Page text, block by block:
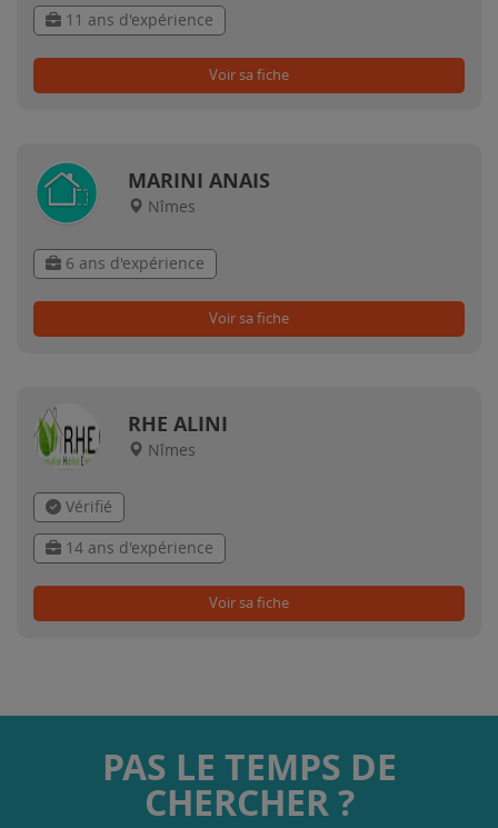
11 ans d'expérience
Voir sa fiche
MARINI ANAIS
Nîmes
6 ans d'expérience
Voir sa fiche
RHE ALINI
Nîmes
Vérifié
14 ans d'expérience
Voir sa fiche
PAS LE TEMPS DE
CHERCHER ?